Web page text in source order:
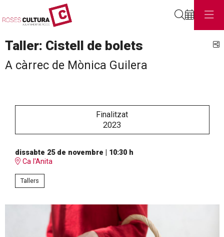
Taller: Cistell de bolets
A càrrec de Mònica Guilera
Finalitzat
2023
dissabte 25 de novembre
10:30 h
Ca l'Anita
Tallers